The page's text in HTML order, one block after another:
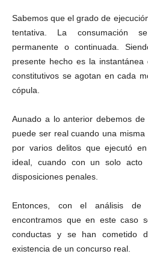
Sabemos que el grado de
tentativa. La consumación
permanente o continuada.
presente hecho es la
constitutivos se agotan en cada
cópula.
Aunado a lo anterior debemos
puede ser real cuando una
por varios delitos que ejecutó
ideal, cuando con un solo acto
disposiciones penales.
Entonces, con el análisis de
encontramos que en este caso
conductas y se han cometido
existencia de un concurso real.